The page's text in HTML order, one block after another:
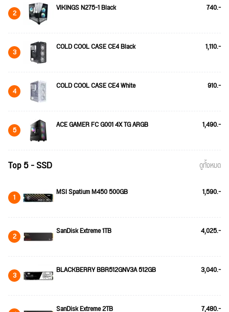
2 VIKINGS N275-1 Black 740.-
3 COLD COOL CASE CE4 Black 1,110.-
4 COLD COOL CASE CE4 White 910.-
5 ACE GAMER FC G001 4X TG ARGB 1,490.-
Top 5 - SSD ดูทั้งหมด
1 MSI Spatium M450 500GB 1,590.-
2 SanDisk Extreme 1TB 4,025.-
3 BLACKBERRY BBR512GNV3A 512GB 3,040.-
SanDisk Extreme 2TB 7,480.-